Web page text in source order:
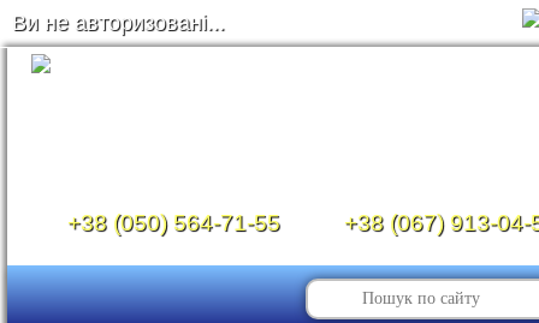
Ви не авторизовані...
+38 (050) 564-71-55 +38 (067) 913-04-